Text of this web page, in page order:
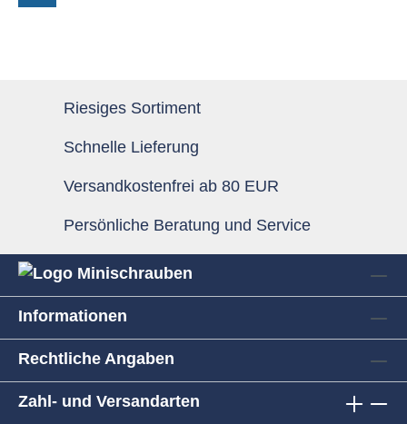
Riesiges Sortiment
Schnelle Lieferung
Versandkostenfrei ab 80 EUR
Persönliche Beratung und Service
Informationen
Rechtliche Angaben
Zahl- und Versandarten